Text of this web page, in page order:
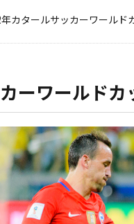
カタールサッカーワールド
ーワールドカ